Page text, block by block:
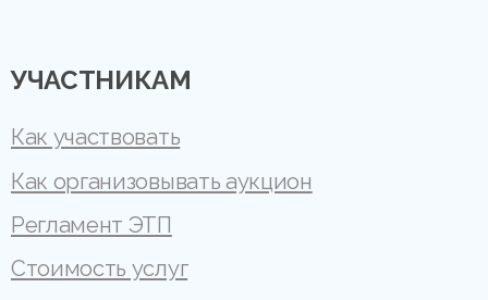
УЧАСТНИКАМ
Как участвовать
Как организовывать аукцион
Регламент ЭТП
Стоимость услуг